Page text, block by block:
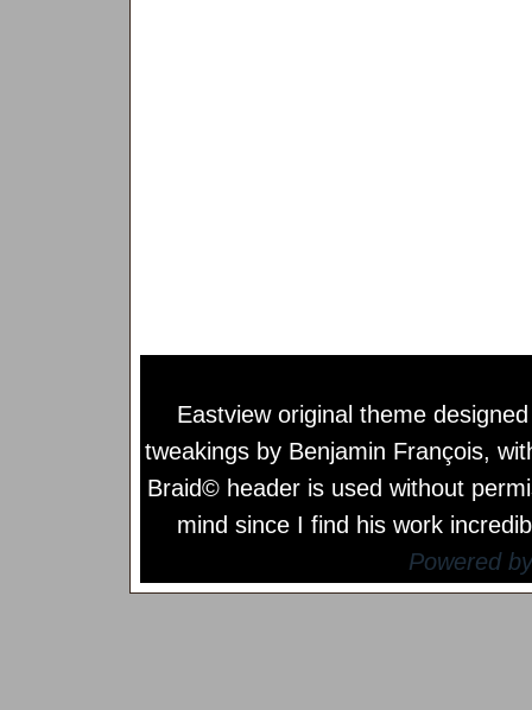
Eastview original theme
tweakings by Benjamin François,
Braid© header is used without
mind since I find his work
Powered